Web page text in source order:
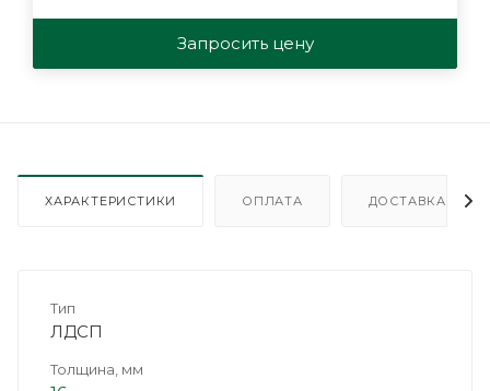
Запросить цену
ХАРАКТЕРИСТИКИ ОПЛАТА ДОСТАВКА
Тип
ЛДСП
Толщина, мм